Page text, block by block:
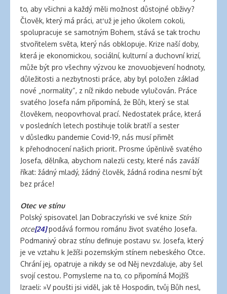
to, aby všichni a každý měli možnost důstojné obživy?
Člověk, který má práci, ať už je jeho úkolem cokoli,
spolupracuje se samotným Bohem, stává se tak trochu
stvořitelem světa, který nás obklopuje. Krize naší doby,
která je ekonomickou, sociální, kulturní a duchovní krizí,
může být pro všechny výzvou ke znovuobjevení hodnoty,
důležitosti a nezbytnosti práce, aby byl položen základ
nové „normality“, z níž nikdo nebude vylučován. Práce
svatého Josefa nám připomíná, že Bůh, který se stal
člověkem, neopovrhoval prací. Nedostatek práce, která
v posledních letech postihuje tolik bratří a sester
v důsledku pandemie Covid-19, nás musí přimět
k přehodnocení našich priorit. Prosme úpěnlivě svatého
Josefa, dělníka, abychom nalezli cesty, které nás zaváží
říkat: žádný mladý, žádný člověk, žádná rodina nesmí být
bez práce!
Otec ve stínu
Polský spisovatel Jan Dobraczyński ve své knize Stín
otce[24]podává formou románu život svatého Josefa.
Podmanivý obraz stínu definuje postavu sv. Josefa, který
je ve vztahu k Ježíši pozemským stínem nebeského Otce.
Chrání jej, opatruje a nikdy se od Něj nevzdaluje, aby šel
svojí cestou. Pomysleme na to, co připomíná Mojžíš
Izraeli: »V poušti jsi viděl, jak tě Hospodin, tvůj Bůh nesl,